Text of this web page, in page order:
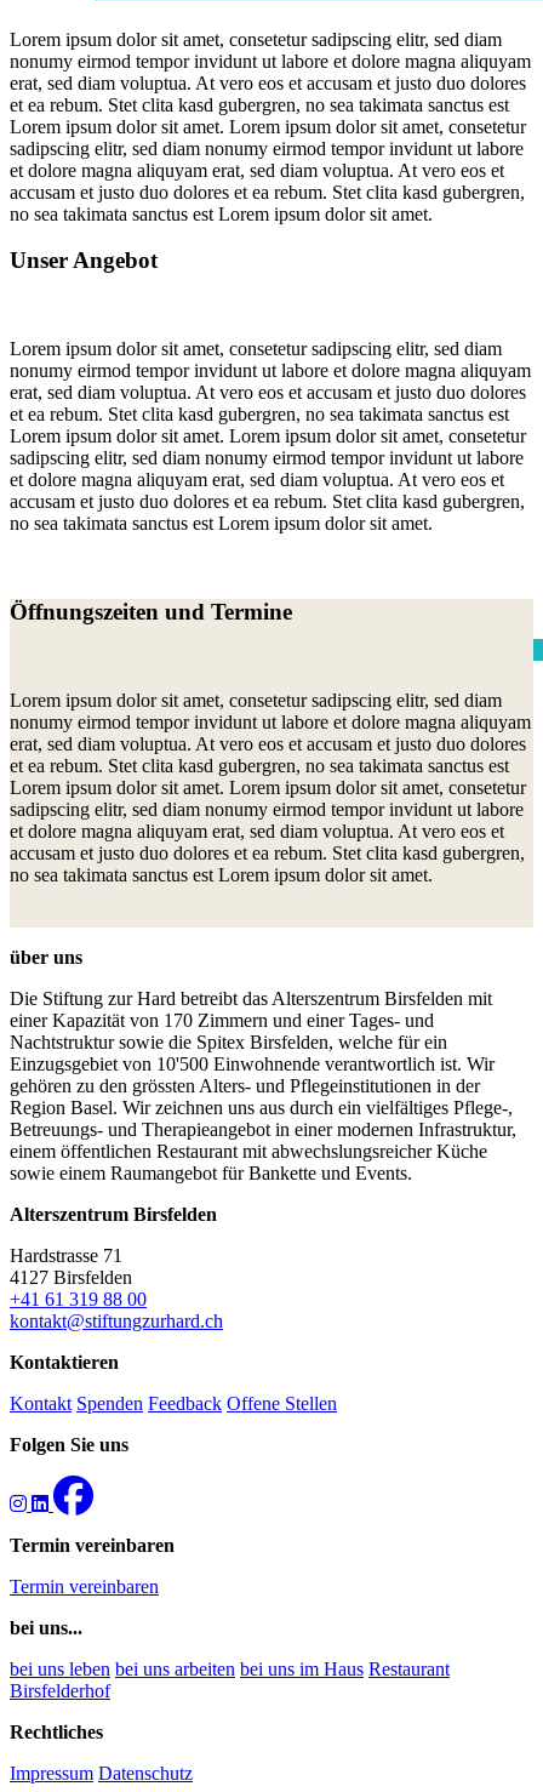
Lorem ipsum dolor sit amet, consetetur sadipscing elitr, sed diam
nonumy eirmod tempor invidunt ut labore et dolore magna aliquyam
erat, sed diam voluptua. At vero eos et accusam et justo duo dolores
et ea rebum. Stet clita kasd gubergren, no sea takimata sanctus est
Lorem ipsum dolor sit amet. Lorem ipsum dolor sit amet, consetetur
sadipscing elitr, sed diam nonumy eirmod tempor invidunt ut labore
et dolore magna aliquyam erat, sed diam voluptua. At vero eos et
accusam et justo duo dolores et ea rebum. Stet clita kasd gubergren,
no sea takimata sanctus est Lorem ipsum dolor sit amet.
Unser Angebot
Lorem ipsum dolor sit amet, consetetur sadipscing elitr, sed diam
nonumy eirmod tempor invidunt ut labore et dolore magna aliquyam
erat, sed diam voluptua. At vero eos et accusam et justo duo dolores
et ea rebum. Stet clita kasd gubergren, no sea takimata sanctus est
Lorem ipsum dolor sit amet. Lorem ipsum dolor sit amet, consetetur
sadipscing elitr, sed diam nonumy eirmod tempor invidunt ut labore
et dolore magna aliquyam erat, sed diam voluptua. At vero eos et
accusam et justo duo dolores et ea rebum. Stet clita kasd gubergren,
no sea takimata sanctus est Lorem ipsum dolor sit amet.
Öffnungszeiten und Termine
Lorem ipsum dolor sit amet, consetetur sadipscing elitr, sed diam
nonumy eirmod tempor invidunt ut labore et dolore magna aliquyam
erat, sed diam voluptua. At vero eos et accusam et justo duo dolores
et ea rebum. Stet clita kasd gubergren, no sea takimata sanctus est
Lorem ipsum dolor sit amet. Lorem ipsum dolor sit amet, consetetur
sadipscing elitr, sed diam nonumy eirmod tempor invidunt ut labore
et dolore magna aliquyam erat, sed diam voluptua. At vero eos et
accusam et justo duo dolores et ea rebum. Stet clita kasd gubergren,
no sea takimata sanctus est Lorem ipsum dolor sit amet.
über uns
Die Stiftung zur Hard betreibt das Alterszentrum Birsfelden mit
einer Kapazität von 170 Zimmern und einer Tages- und
Nachtstruktur sowie die Spitex Birsfelden, welche für ein
Einzugsgebiet von 10'500 Einwohnende verantwortlich ist. Wir
gehören zu den grössten Alters- und Pflegeinstitutionen in der
Region Basel. Wir zeichnen uns aus durch ein vielfältiges Pflege-,
Betreuungs- und Therapieangebot in einer modernen Infrastruktur,
einem öffentlichen Restaurant mit abwechslungsreicher Küche
sowie einem Raumangebot für Bankette und Events.
Alterszentrum Birsfelden
Hardstrasse 71
4127 Birsfelden
+41 61 319 88 00
kontakt@stiftungzurhard.ch
Kontaktieren
Kontakt Spenden Feedback Offene Stellen
Folgen Sie uns
Termin vereinbaren
Termin vereinbaren
bei uns...
bei uns leben bei uns arbeiten bei uns im Haus Restaurant
Birsfelderhof
Rechtliches
Impressum Datenschutz